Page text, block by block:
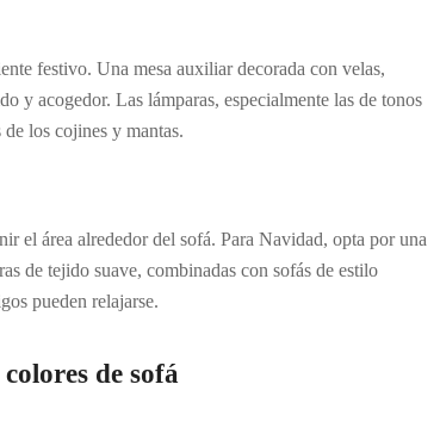
festivo. Una mesa auxiliar decorada con velas,
y acogedor. Las lámparas, especialmente las de tonos
los cojines y mantas.
el área alrededor del sofá. Para Navidad, opta por una
de tejido suave, combinadas con sofás de estilo
pueden relajarse.
de sofá